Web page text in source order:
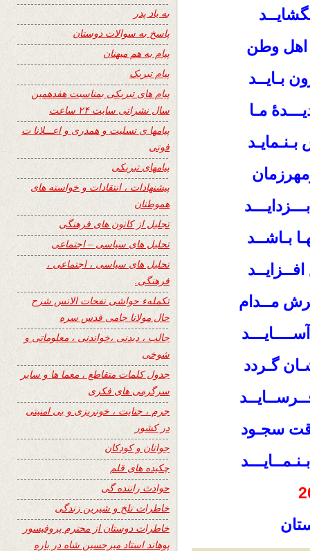
اهل وطن
بـایــد
مـا
بـاشــد
مــدام
گـردد
سجـود
به یاد پدر
پاسخ به سوالات دوستان
پیام به هم میهنان
پیام تبریک
پیام های تبریکی بمناسبت هفدهمین
سال نشراتی سایت ۲۴ ساعت
پیامها ی تسلیت و همدری و اعـــلانا ت
فوتی
پیامهای تبریکی
پیشنهادات ، انتقادات و خواسته های
هموطنان
تجلیل از کانون های فرهنگی
تحلیل های سیاسی – اجتماعی
تحلیل های سیاسی ، اجتماعی ،
فرهنگی.
تکملهء حواشی نفحات الانس شرح
حال مولانا جامی قدس سره
جالب ، دیدنی ،خواندنی ، معلوماتی و
شوخی
جدول کلمات متقاطع ، معما ها و سایر
سرگرمی های فکری
جرم ، جنایت ، خونریزی و بی امنیتی
در کشور
جوانان و کودکان
چکیده های قلم
حوادث راننده گی
خاطرات تلخ و شیرین زندگی
خاطرات دوستان از محترم پروفیسور
پوهاند استاد میرحسین شاه در باره